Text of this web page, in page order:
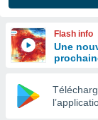
en
Flash info
Une